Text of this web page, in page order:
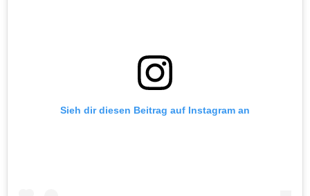
Sieh dir diesen Beitrag auf Instagram an